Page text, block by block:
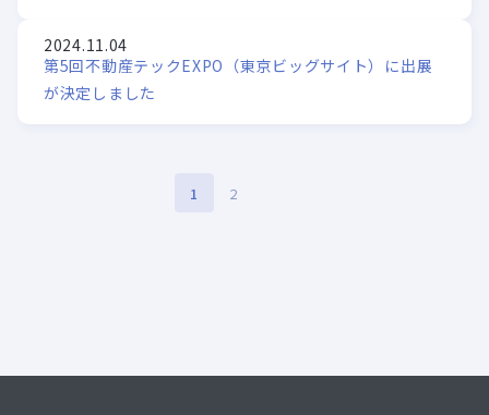
2024.11.04
第5回不動産テックEXPO（東京ビッグサイト）に出展
が決定しました
1 2